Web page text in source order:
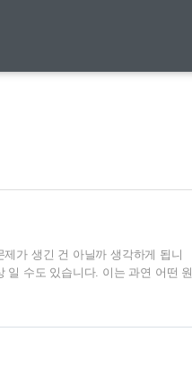
가 생긴 건 아닐까 생각하게 됩니
일 수도 있습니다. 이는 과연 어떤 원
증상을 살펴보겠습니다. 아주 간단
, 장폐색증이 있습니다. 장꼬임 증
는가보다라는 말을 하기도 하는데